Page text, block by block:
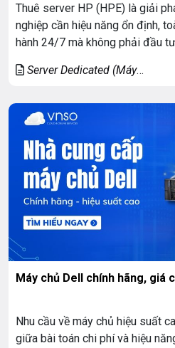
Thuê server HP (HPE) là giải
nghiệp cần hiệu năng ổn định,
hành 24/7 mà không phải đầu
server HP có mức giá khởi […]
Server Dedicated (Máy
Máy chủ Dell chính hãng, giá
Nhu cầu về máy chủ hiệu suất
giữa bài toán chi phí và hiệu